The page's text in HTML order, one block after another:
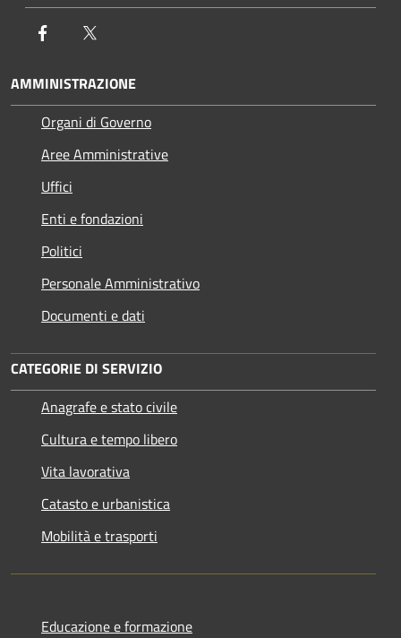
Facebook
AMMINISTRAZIONE
Organi di Governo
Aree Amministrative
Uffici
Enti e fondazioni
Politici
Personale Amministrativo
Documenti e dati
CATEGORIE DI SERVIZIO
Anagrafe e stato civile
Cultura e tempo libero
Vita lavorativa
Catasto e urbanistica
Mobilità e trasporti
Educazione e formazione